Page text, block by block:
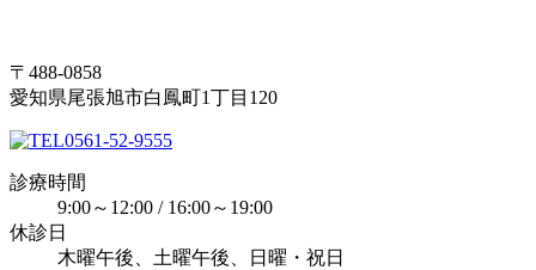
〒488-0858
愛知県尾張旭市白鳳町1丁目120
0561-52-9555
診療時間
9:00～12:00 / 16:00～19:00
休診日
木曜午後、土曜午後、日曜・祝日